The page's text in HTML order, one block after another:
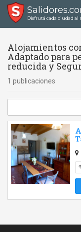
Disfrutá cada ciudad al
Alojamientos
Adaptado para
reducida y
1 publicaciones